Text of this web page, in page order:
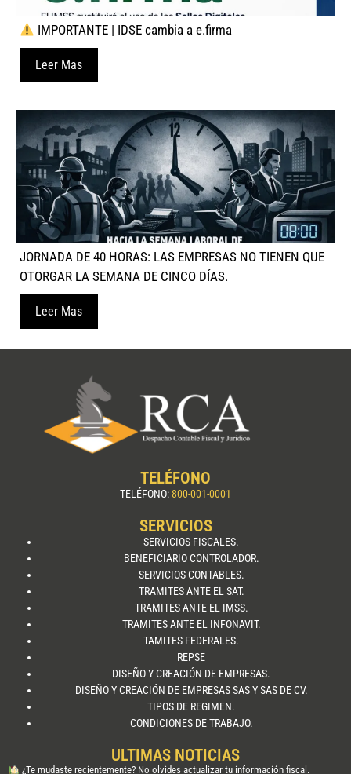
IMPORTANTE | IDSE cambia a e.firma
Leer Mas
JORNADA DE 40 HORAS: LAS EMPRESAS NO TIENEN QUE
OTORGAR LA SEMANA DE CINCO DÍAS.
Leer Mas
TELÉFONO
TELÉFONO:800-001-0001
SERVICIOS
SERVICIOS FISCALES.
BENEFICIARIO CONTROLADOR.
SERVICIOS CONTABLES.
TRAMITES ANTE EL SAT.
TRAMITES ANTE EL IMSS.
TRAMITES ANTE EL INFONAVIT.
TAMITES FEDERALES.
REPSE
DISEÑO Y CREACIÓN DE EMPRESAS.
DISEÑO Y CREACIÓN DE EMPRESAS SAS Y SAS DE CV.
TIPOS DE REGIMEN.
CONDICIONES DE TRABAJO.
ULTIMAS NOTICIAS
¿Te mudaste recientemente? No olvides actualizar tu información fiscal.